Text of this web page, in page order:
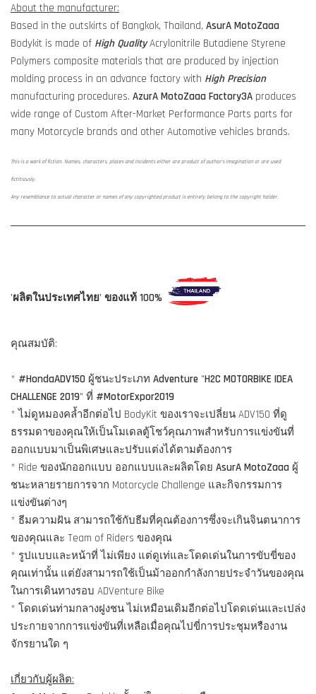
About the manufacturer:
Based in the outskirts of Bangkok, Thailand, AsurA MotoZaaa
Bodykit is made of High QualityAcrylonitrile Butadiene Styrene
Polymers composite materials that are produced by injection
molding process in an advance factory with High Precision
manufacturing procedures. AzurA MotoZaaa Factory3A produces
wide range of Custom After-Market Performance Parts parts for
many Motorcycle brands and other Automotive vehicles brands.
This is a work of fiction. Names, characters, places and incidents either are product of author's imagination or are used
fictitiously.
Any resemblance to actual character or names of any copyrighted product is entirely belong to the copyright holder.
'ผลิตในประเทศไทย' ของแท้ 100%
คุณสมบัติ:
* #HondaADV150 ผู้ชนะประเภท Adventure "H2C MOTORBIKE IDEA
CHALLENGE 2019" ที่ #MotorExpor2019
* ไม่ดูหมองคล้ำอีกต่อไป BodyKit ของเราจะเปลี่ยน ADV150 ที่ดู
ธรรมดาของคุณให้เป็นโมเดลตู้โชว์คุณภาพสำหรับการแข่งขันที่
ออกแบบมาเป็นพิเศษและปรับแต่งได้ตามต้องการ
* Ride ของนักออกแบบ ออกแบบและผลิตโดย AsurA MotoZaaa ผู้
ชนะหลายรายการจาก Motorcycle Challenge และกิจกรรมการ
แข่งขันต่างๆ
* ธีมความฝัน สามารถใช้กับธีมที่คุณต้องการซึ่งจะเกินจินตนาการ
ของคุณและ Team of Riders ของคุณ
* รูปแบบและหน้าที่ ไม่เพียง แต่ดูเท่และโดดเด่นในการขับขี่ของ
คุณเท่านั้น แต่ยังสามารถใช้เป็นม้าออกกำลังกายประจำวันของคุณ
ในการเดินทางรอบ ADVenture Bike
* โดดเด่นท่ามกลางฝูงชน ไม่เหมือนเดิมอีกต่อไปโดดเด่นและเปล่ง
ประกายจากการแข่งขันที่เหลือเมื่อคุณไปขี่การประชุมหรืองาน
จักรยานใด ๆ
เกี่ยวกับผู้ผลิต: